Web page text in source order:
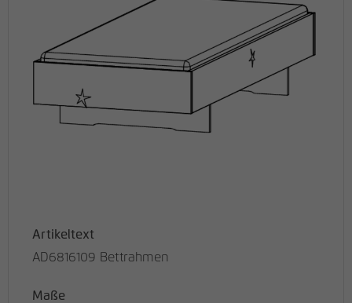
Artikeltext
AD6816109 Bettrahmen
Maße